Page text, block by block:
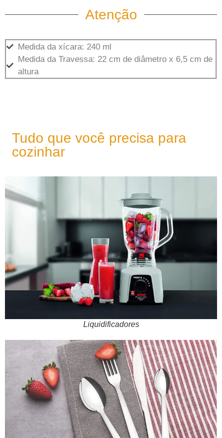
Atenção
Medida da xícara: 240 ml
Medida da Travessa: 22 cm de diâmetro x 6,5 cm de
altura
Tudo que você precisa para
cozinhar
Liquidificadores